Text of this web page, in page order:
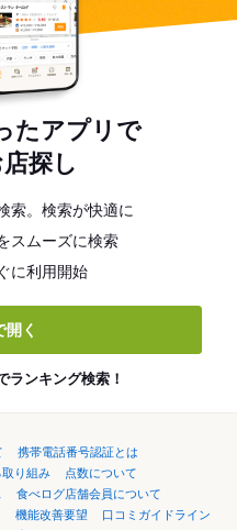
たアプリで
探し
索。検索が快適に
スムーズに検索
に利用開始
開く
ランキング検索！
携帯電話番号認証とは
り組み
点数について
食べログ店舗会員について
機能改善要望
口コミガイドライン